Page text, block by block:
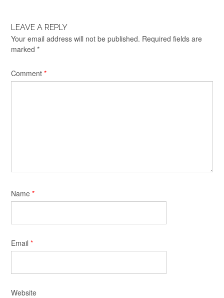
LEAVE A REPLY
Your email address will not be published. Required fields are
marked *
Comment *
Name *
Email *
Website